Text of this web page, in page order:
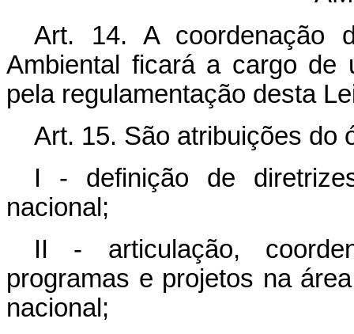
Art. 14. A coordenação
Ambiental ficará a cargo de
pela regulamentação desta
Art. 15. São atribuições do
I - definição de
nacional;
II - articulação,
programas e projetos na
nacional;